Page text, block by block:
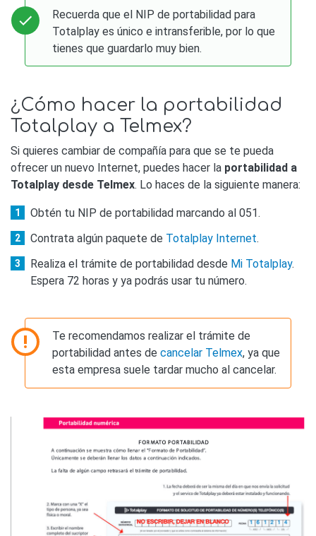
Recuerda que el NIP de portabilidad para
Totalplay es único e intransferible, por lo que
tienes que guardarlo muy bien.
¿Cómo hacer la portabilidad
Totalplay a Telmex?
Si quieres cambiar de compañía para que se te pueda
ofrecer un nuevo Internet, puedes hacer la portabilidad a
Totalplay desde Telmex. Lo haces de la siguiente manera:
Obtén tu NIP de portabilidad marcando al 051.
Contrata algún paquete de Totalplay Internet.
Realiza el trámite de portabilidad desde Mi Totalplay.
Espera 72 horas y ya podrás usar tu número.
Te recomendamos realizar el trámite de
portabilidad antes decancelar Telmex, ya que
esta empresa suele tardar mucho al cancelar.